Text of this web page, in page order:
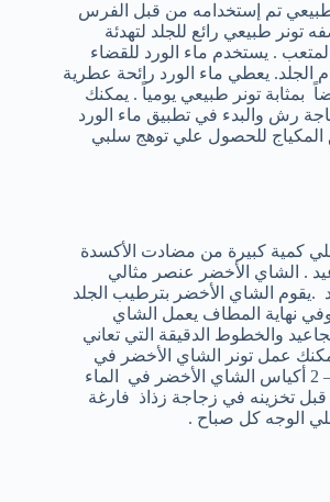
تم إستخدامه من قبل الفرس
تونر طبيعي رائع للجلد لتهدئة
المتعب . يستخدم ماء الورد للقضاء
الجلد. يعطي ماء الورد رائحة عطرية
بمثابة تونر طبيعي يومياً . يمكنك
رش والبدء في تطبيق ماء الورد
المكياج للحصول علي توهج سلبي
كمية كبيرة من مضادت الأكسدة
. الشاي الأخضر عنصر مثالي
الشاي الأخضر بترطيب الجلد
وفي نهاية المطاف يعمل الشاي
والخطوط الدقيقة التي تعاني
عمل تونر الشاي الأخضر في
المنزل من خلال نقع 1 – 2 أكياس الشاي الأخضر في الماء
قبل تخزينه في زجاجة زذاذ فارغة
الوجه كل صباح .